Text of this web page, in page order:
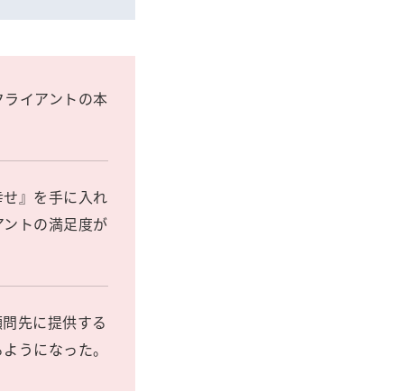
イアントの本
』を手に入れ
トの満足度が
先に提供する
うになった。